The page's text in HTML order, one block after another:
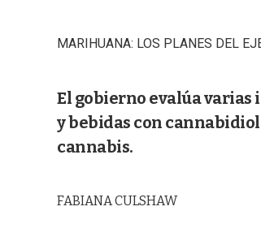
MARIHUANA: LOS PLANES DEL
El gobierno evalúa
y bebidas con
cannabis.
FABIANA CULSHAW